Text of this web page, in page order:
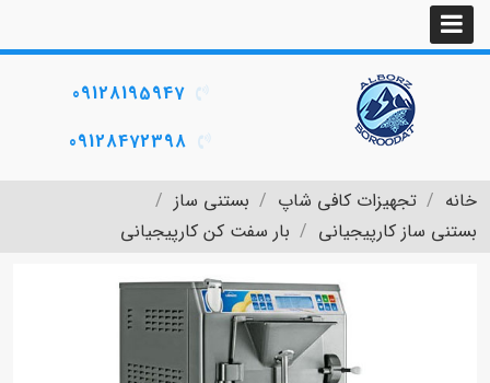
09128195947
09128472398
خانه تجهیزات کافی شاپ
بستنی ساز
بستنی ساز کارپیجیانی
بار سفت کن کارپیجیانی